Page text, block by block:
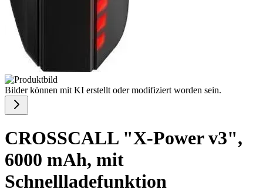
Bilder können mit KI erstellt oder modifiziert worden sein.
CROSSCALL "X-Power v3",
6000 mAh, mit
Schnellladefunktion